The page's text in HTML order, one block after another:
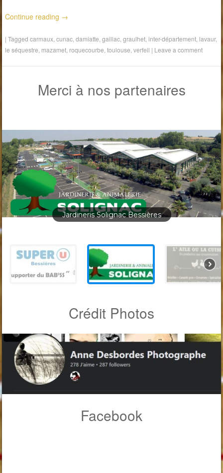
Continue reading →
|Taggedcarmaux ,cunac ,damiatte ,gaillac ,graulhet ,inter-département lavaur,
le séquestre mazamet roquecourbe ,toulouse ,verfeil | Leave a comment
Merci à nos partenaires
Jardineris Solignac Bessières
Crédit Photos
Facebook